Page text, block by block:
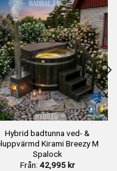
Hybrid badtunna ved- &
Kirami Breezy M
Spalock
Från: 42,995 kr